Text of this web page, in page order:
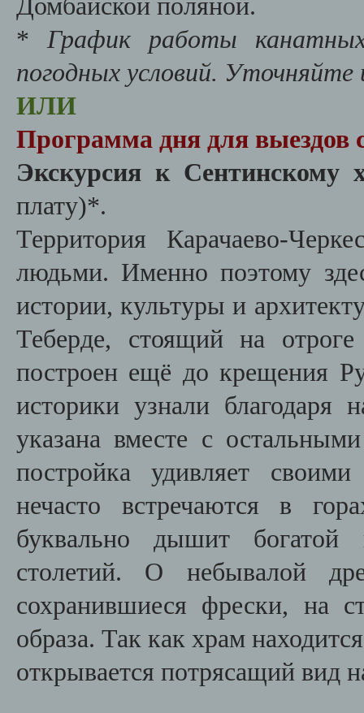
Домбайской поляной.
* График работы
погодных условий.
ИЛИ
Программа дня для выездов
Экскурсия к Сентинскому
плату)*.
Территория Карачаево-
людьми. Именно поэтому
истории, культуры и
Теберде, стоящий на
построен ещё до крещения
историки узнали благодаря
указана вместе с
постройка удивляет
нечасто встречаются в
буквально дышит
столетий. О небывалой
сохранившиеся фрески, на
образа. Так как храм
открывается потрясащий